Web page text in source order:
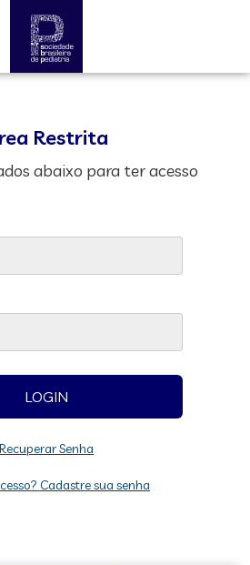
Restrita
abaixo para ter acesso
Recuperar Senha
Cadastre sua senha